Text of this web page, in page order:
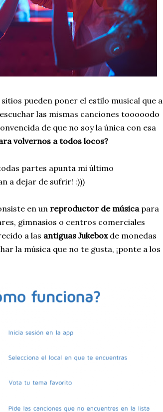
pueden poner el estilo musical que a
las mismas canciones tooooodo
de que no soy la única con esa
volvernos a todos locos?
partes apunta mi último
a dejar de sufrir! :)))
en un reproductor de música para
gimnasios o centros comerciales
a las antiguas Jukebox de monedas
la música que no te gusta, ¡ponte a los